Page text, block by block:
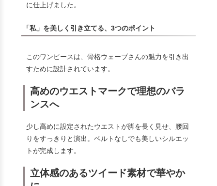
に仕上げました。
「私」を美しく引き立てる、3つのポイント
このワンピースは、骨格ウェーブさんの魅力を引き出
すために設計されています。
高めのウエストマークで理想のバラ
ンスへ
少し高めに設定されたウエストが脚を長く見せ、腰回
りをすっきりと演出。ベルトなしでも美しいシルエッ
トが完成します。
立体感のあるツイード素材で華やか